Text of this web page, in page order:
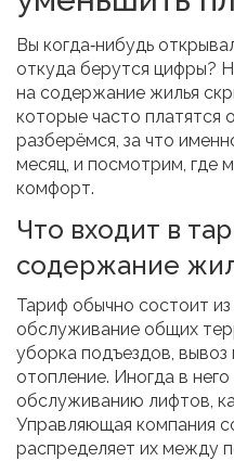
Вы когда‑нибудь
откуда берутся цифры?
на содержание жилья
которые часто платятся
разберёмся, за что
месяц, и посмотрим, где
комфорт.
Что входит в
содержание
Тариф обычно состоит из
обслуживание общих
уборка подъездов,
отопление. Иногда в
обслуживанию лифтов,
Управляющая компания
распределяет их между